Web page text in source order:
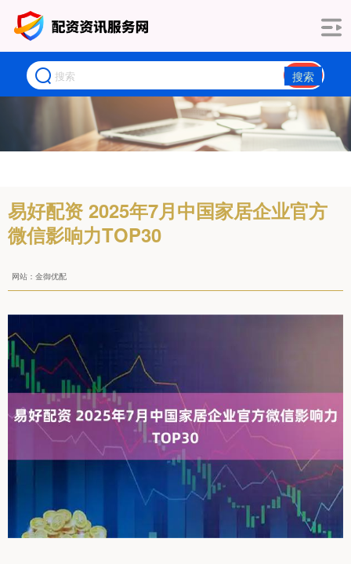
搜索
易好配资 2025年7月中国家居企业官方
微信影响力TOP30
网站：金御优配